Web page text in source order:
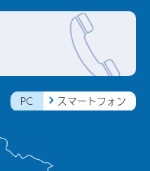
PC スマートフォン